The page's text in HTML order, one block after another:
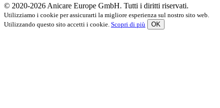
© 2020-2026 Anicare Europe GmbH. Tutti i diritti riservati.
Utilizziamo i cookie per assicurarti la migliore esperienza sul nostro sito web.
Utilizzando questo sito accetti i cookie. Scopri di più OK